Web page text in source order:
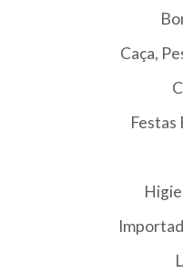
Caça,
Festas